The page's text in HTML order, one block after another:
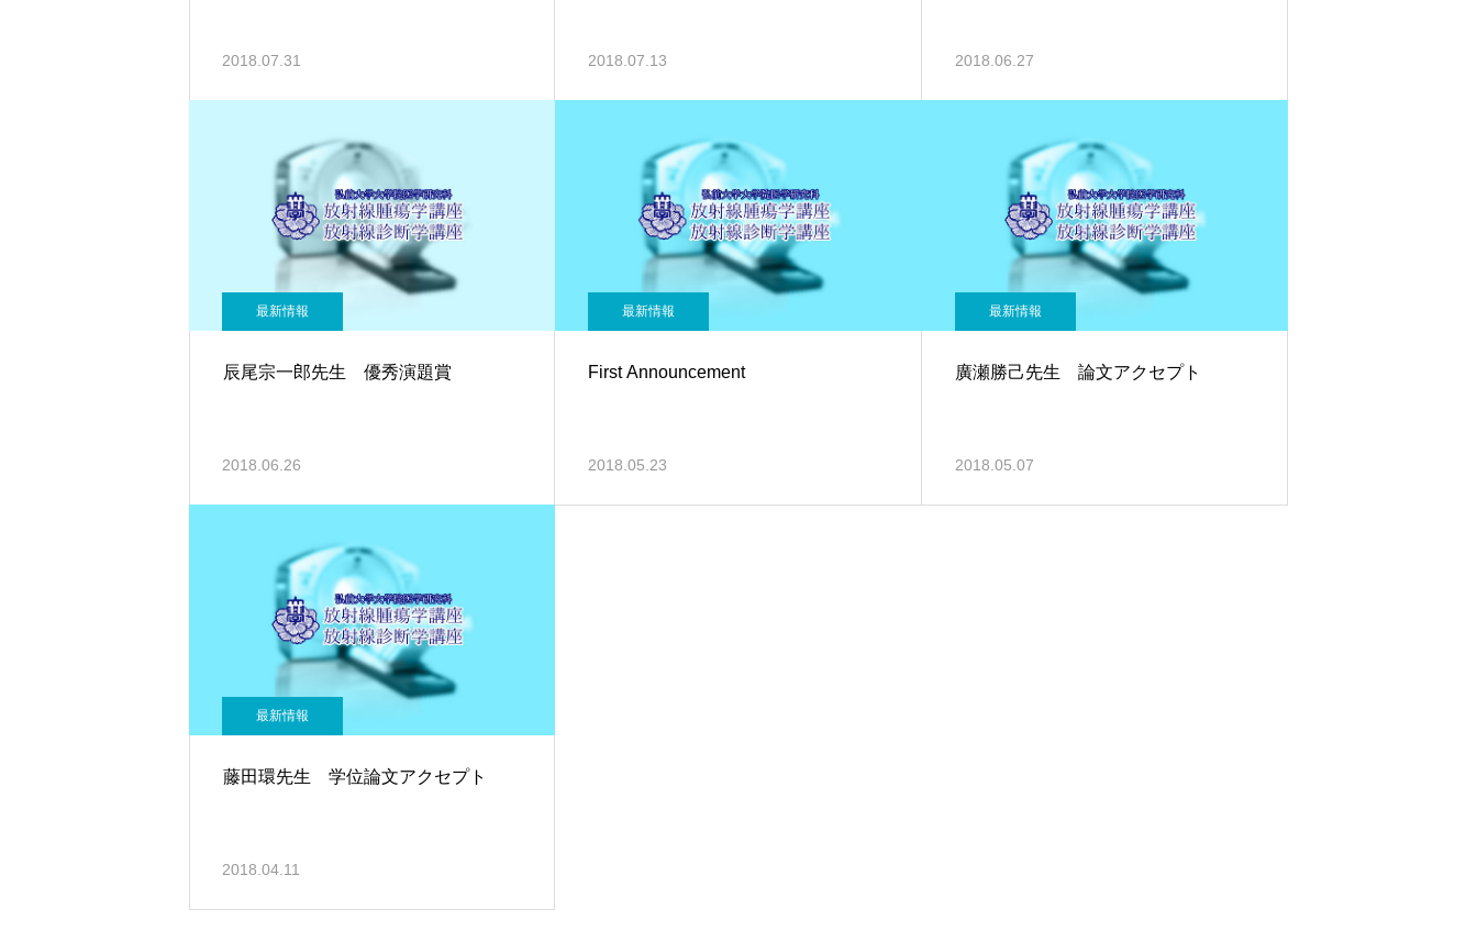
2018.07.31 2018.07.13 2018.06.27
最新情報
辰尾宗一郎先生 優秀演題賞
2018.06.26
最新情報
First Announcement
2018.05.23
最新情報
廣瀬勝己先生 論文アクセプト
2018.05.07
最新情報
藤田環先生 学位論文アクセプト
2018.04.11